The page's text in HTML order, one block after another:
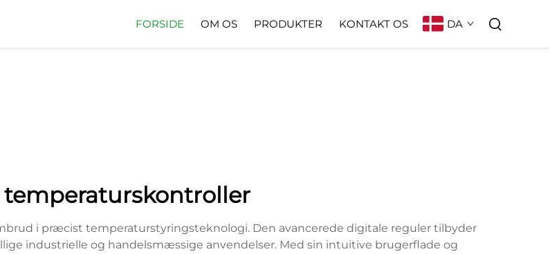
FORSIDE OM OS PRODUKTER KONTAKT OS DA
temperaturskontroller
i præcist temperaturstyringsteknologi. Den avancerede digitale reguler tilbyder
industrielle og handelsmæssige anvendelser. Med sin intuitive brugerflade og